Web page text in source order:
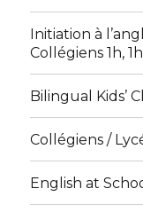
Initiation à
Collégiens 1h,
Bilingual Kids’
Collégiens /
English at